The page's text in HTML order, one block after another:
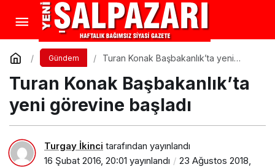
Gündem
Turan Konak Başbakanlık’ta yeni
Turan Konak Başbakanlık’ta
yeni görevine başladı
Turgay İkinci tarafından yayınlandı
16 Şubat 2016, 20:01 yayınlandı
23 Ağustos 2018,